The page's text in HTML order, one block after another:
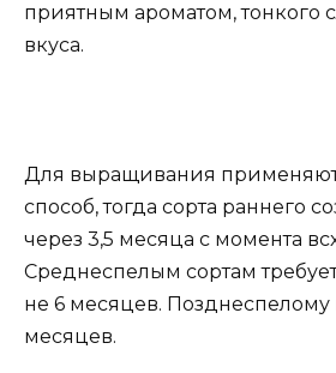
приятным ароматом, тонкого
вкуса.
Для выращивания
способ, тогда сорта раннего
через 3,5 месяца с момента
Среднеспелым сортам
не 6 месяцев. Позднеспелому
месяцев.